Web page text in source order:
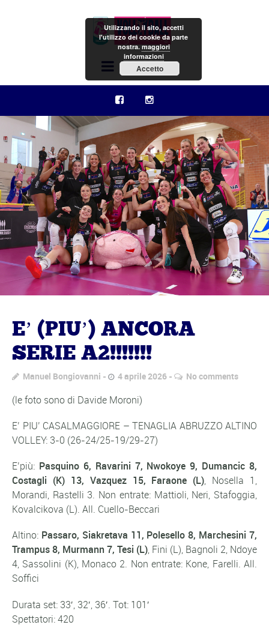
Menu
E’ (PIU’) ANCORA
SERIE A2!!!!!!!
Manuel Bongiovanni 4 aprile 2026 No comments
(le foto sono di Davide Moroni)
E’ PIU’ CASALMAGGIORE – TENAGLIA ABRUZZO ALTINO
VOLLEY: 3-0 (26-24/25-19/29-27)
E’più: Pasquino 6, Ravarini 7, Nwokoye 9, Dumancic 8,
Costagli (K) 13, Vazquez 15, Faraone (L), Nosella 1,
Morandi, Rastelli 3. Non entrate: Mattioli, Neri, Stafoggia,
Kovalcikova (L). All. Cuello-Beccari
Altino: Passaro, Siakretava 11, Polesello 8, Marchesini 7,
Trampus 8, Murmann 7, Tesi (L), Fini (L), Bagnoli 2, Ndoye
4, Sassolini (K), Monaco 2. Non entrate: Kone, Farelli. All.
Soffici
Durata set: 33′, 32′, 36′. Tot: 101′
Spettatori: 420
Utilizzando il sito, accetti
l'utilizzo dei cookie da parte
nostra.maggiori
informazioni
Accetto